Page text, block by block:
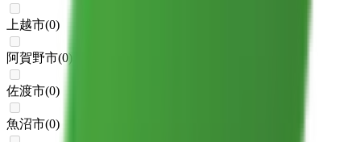
上越市(0)
阿賀野市(0)
佐渡市(0)
魚沼市(0)